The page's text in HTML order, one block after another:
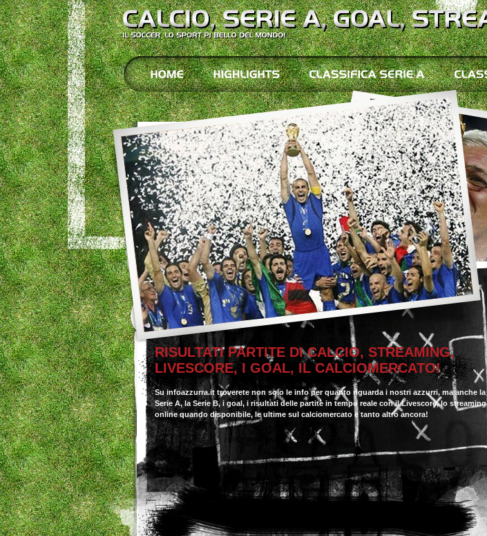
RISULTATI PARTITE DI CALCIO, STREAMING,
LIVESCORE, I GOAL, IL CALCIOMERCATO!
Su infoazzurra.it troverete non solo le info per quanto riguarda i nostri azzurri, ma anche la
Serie A, la Serie B, i goal, i risultati delle partite in tempo reale con il Livescore, lo streaming
online quando disponibile, le ultime sul calciomercato e tanto altro ancora!